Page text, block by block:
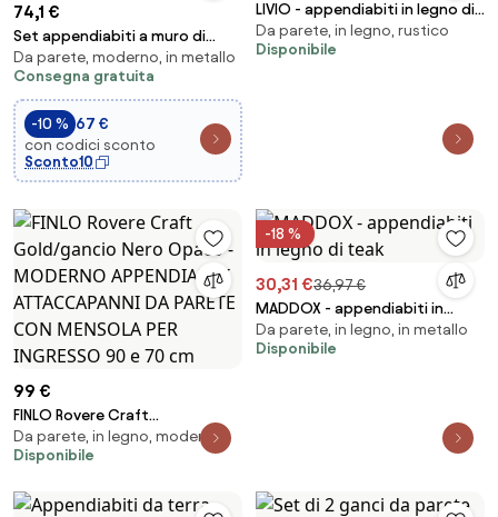
74,1 €
Set appendiabiti a muro di
design note musicali (3pz) nero
Da parete, moderno, in metallo
Consegna gratuita
-10 % 67 €
con codici sconto
Sconto10
LIVIO - appendiabiti in legno di
mogano
Da parete, in legno, rustico
Disponibile
99 €
FINLO Rovere Craft
Gold/gancio Nero Opaco -
MODERNO APPENDIABITI
MENSOLA PER INGRESSO 90 e 70
Da parete, in legno, moderno
Disponibile
-18 %
30,31 €36,97 €
MADDOX - appendiabiti in
legno di teak
Da parete, in legno, in metallo
Disponibile